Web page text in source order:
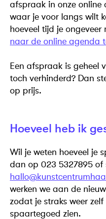
afspraak in onze online
waar je voor langs wilt
hoeveel tijd je ongeveer
naar de online agenda
Een afspraak is geheel
toch verhinderd? Dan
op prijs.
Hoeveel heb ik
Wil je weten hoeveel je
dan op 023 5327895 of
werken we aan de
zodat je straks weer
spaartegoed zien.